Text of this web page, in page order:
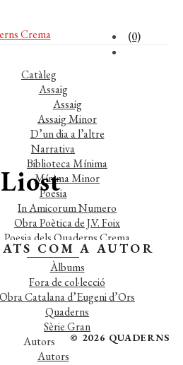
(0)
Catàleg
Assaig
Assaig
Assaig Minor
D’un dia a l’altre
Narrativa
Biblioteca Mínima
Mínima Minor
Poesia
In Amicorum Numero
Obra Poètica de J.V. Foix
Poesia dels Quaderns Crema
Miscel·lània
Àlbums
Fora de col·lecció
Obra Catalana d’Eugeni d’Ors
Quaderns
Sèrie Gran
Autors
Autors
COM A AUTOR
© 2026 QUADERNS